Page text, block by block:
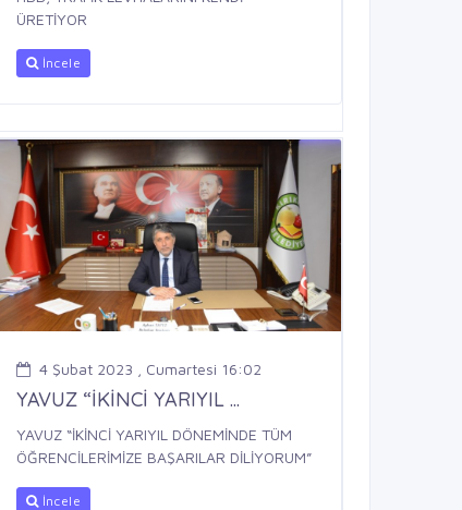
ÜRETİYOR
İncele
4 Şubat 2023 , Cumartesi 16:02
YAVUZ “İKİNCİ YARIYIL ...
YAVUZ “İKİNCİ YARIYIL DÖNEMİNDE TÜM
ÖĞRENCİLERİMİZE BAŞARILAR DİLİYORUM”
İncele